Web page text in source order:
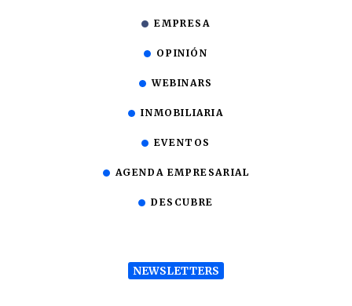
EMPRESA
OPINIÓN
WEBINARS
INMOBILIARIA
EVENTOS
AGENDA EMPRESARIAL
DESCUBRE
NEWSLETTERS